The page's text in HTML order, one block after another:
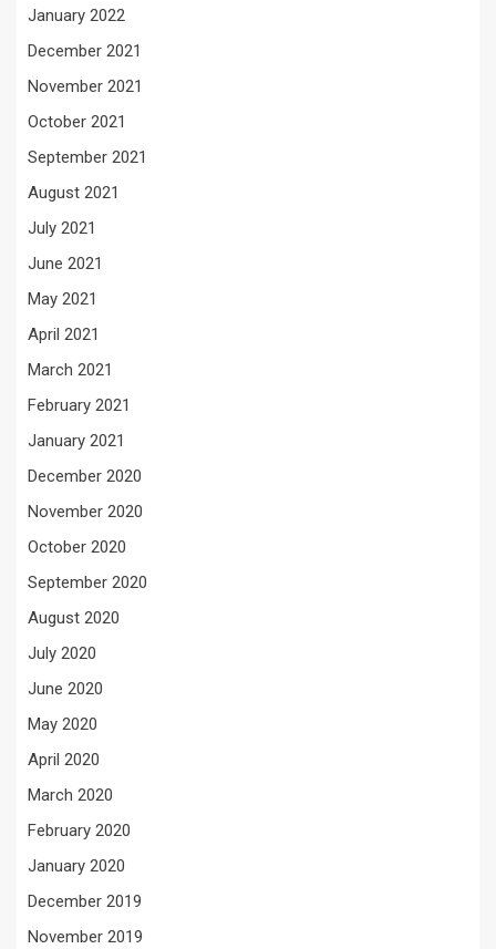
January 2022
December 2021
November 2021
October 2021
September 2021
August 2021
July 2021
June 2021
May 2021
April 2021
March 2021
February 2021
January 2021
December 2020
November 2020
October 2020
September 2020
August 2020
July 2020
June 2020
May 2020
April 2020
March 2020
February 2020
January 2020
December 2019
November 2019